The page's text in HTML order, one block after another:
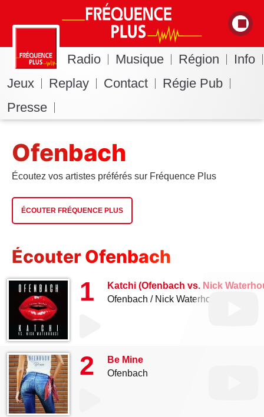
Radio Musique Région
Info
Jeux
Replay Contact
Régie Pub
Presse
Ofenbach
Écoutez vos artistes préférés sur Fréquence Plus
ÉCOUTER FRÉQUENCE PLUS
Écouter Ofenbach
1
Katchi (Ofenbach vs. Nick
Ofenbach
Nick Waterhouse
2
Be Mine
Ofenbach